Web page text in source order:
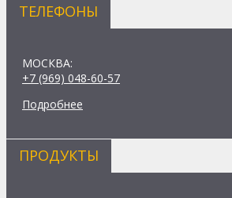
ТЕЛЕФОНЫ
МОСКВА:
+7 (969) 048-60-57
Подробнее
ПРОДУКТЫ